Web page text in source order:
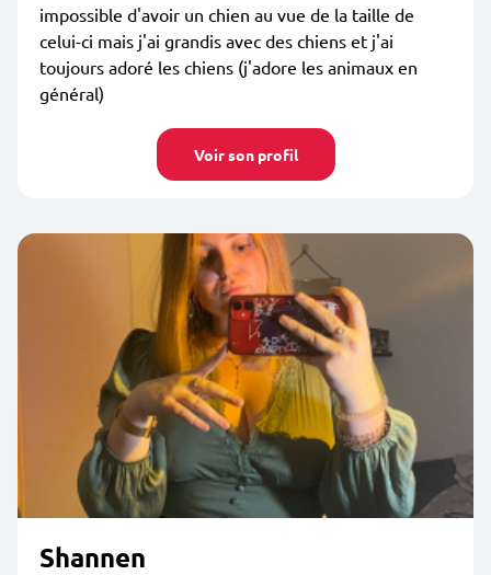
impossible d'avoir un chien au vue de la taille de
celui-ci mais j'ai grandis avec des chiens et j'ai
toujours adoré les chiens (j'adore les animaux en
général)
Voir son profil
Shannen